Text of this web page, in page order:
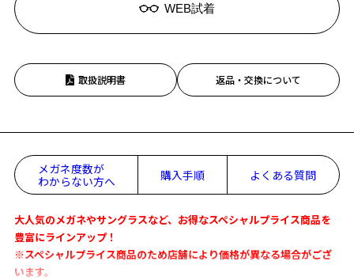
WEB試着
取扱説明書 返品・交換について
メガネ度数が
わからない方へ
購入手順 よくある質問
大人気のメガネやサングラスなど、お得なスペシャルプライス商品を
豊富にラインアップ！
※スペシャルプライス商品のため店舗により価格が異なる場合がござ
います。